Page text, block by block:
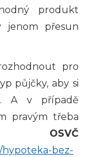
produkt
jenom přesun
pro
půjčky, aby si
A v případě
pravým třeba
bez-